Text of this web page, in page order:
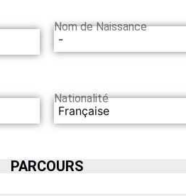
Nom de Naissance
-
Nationalité
Française
PARCOURS